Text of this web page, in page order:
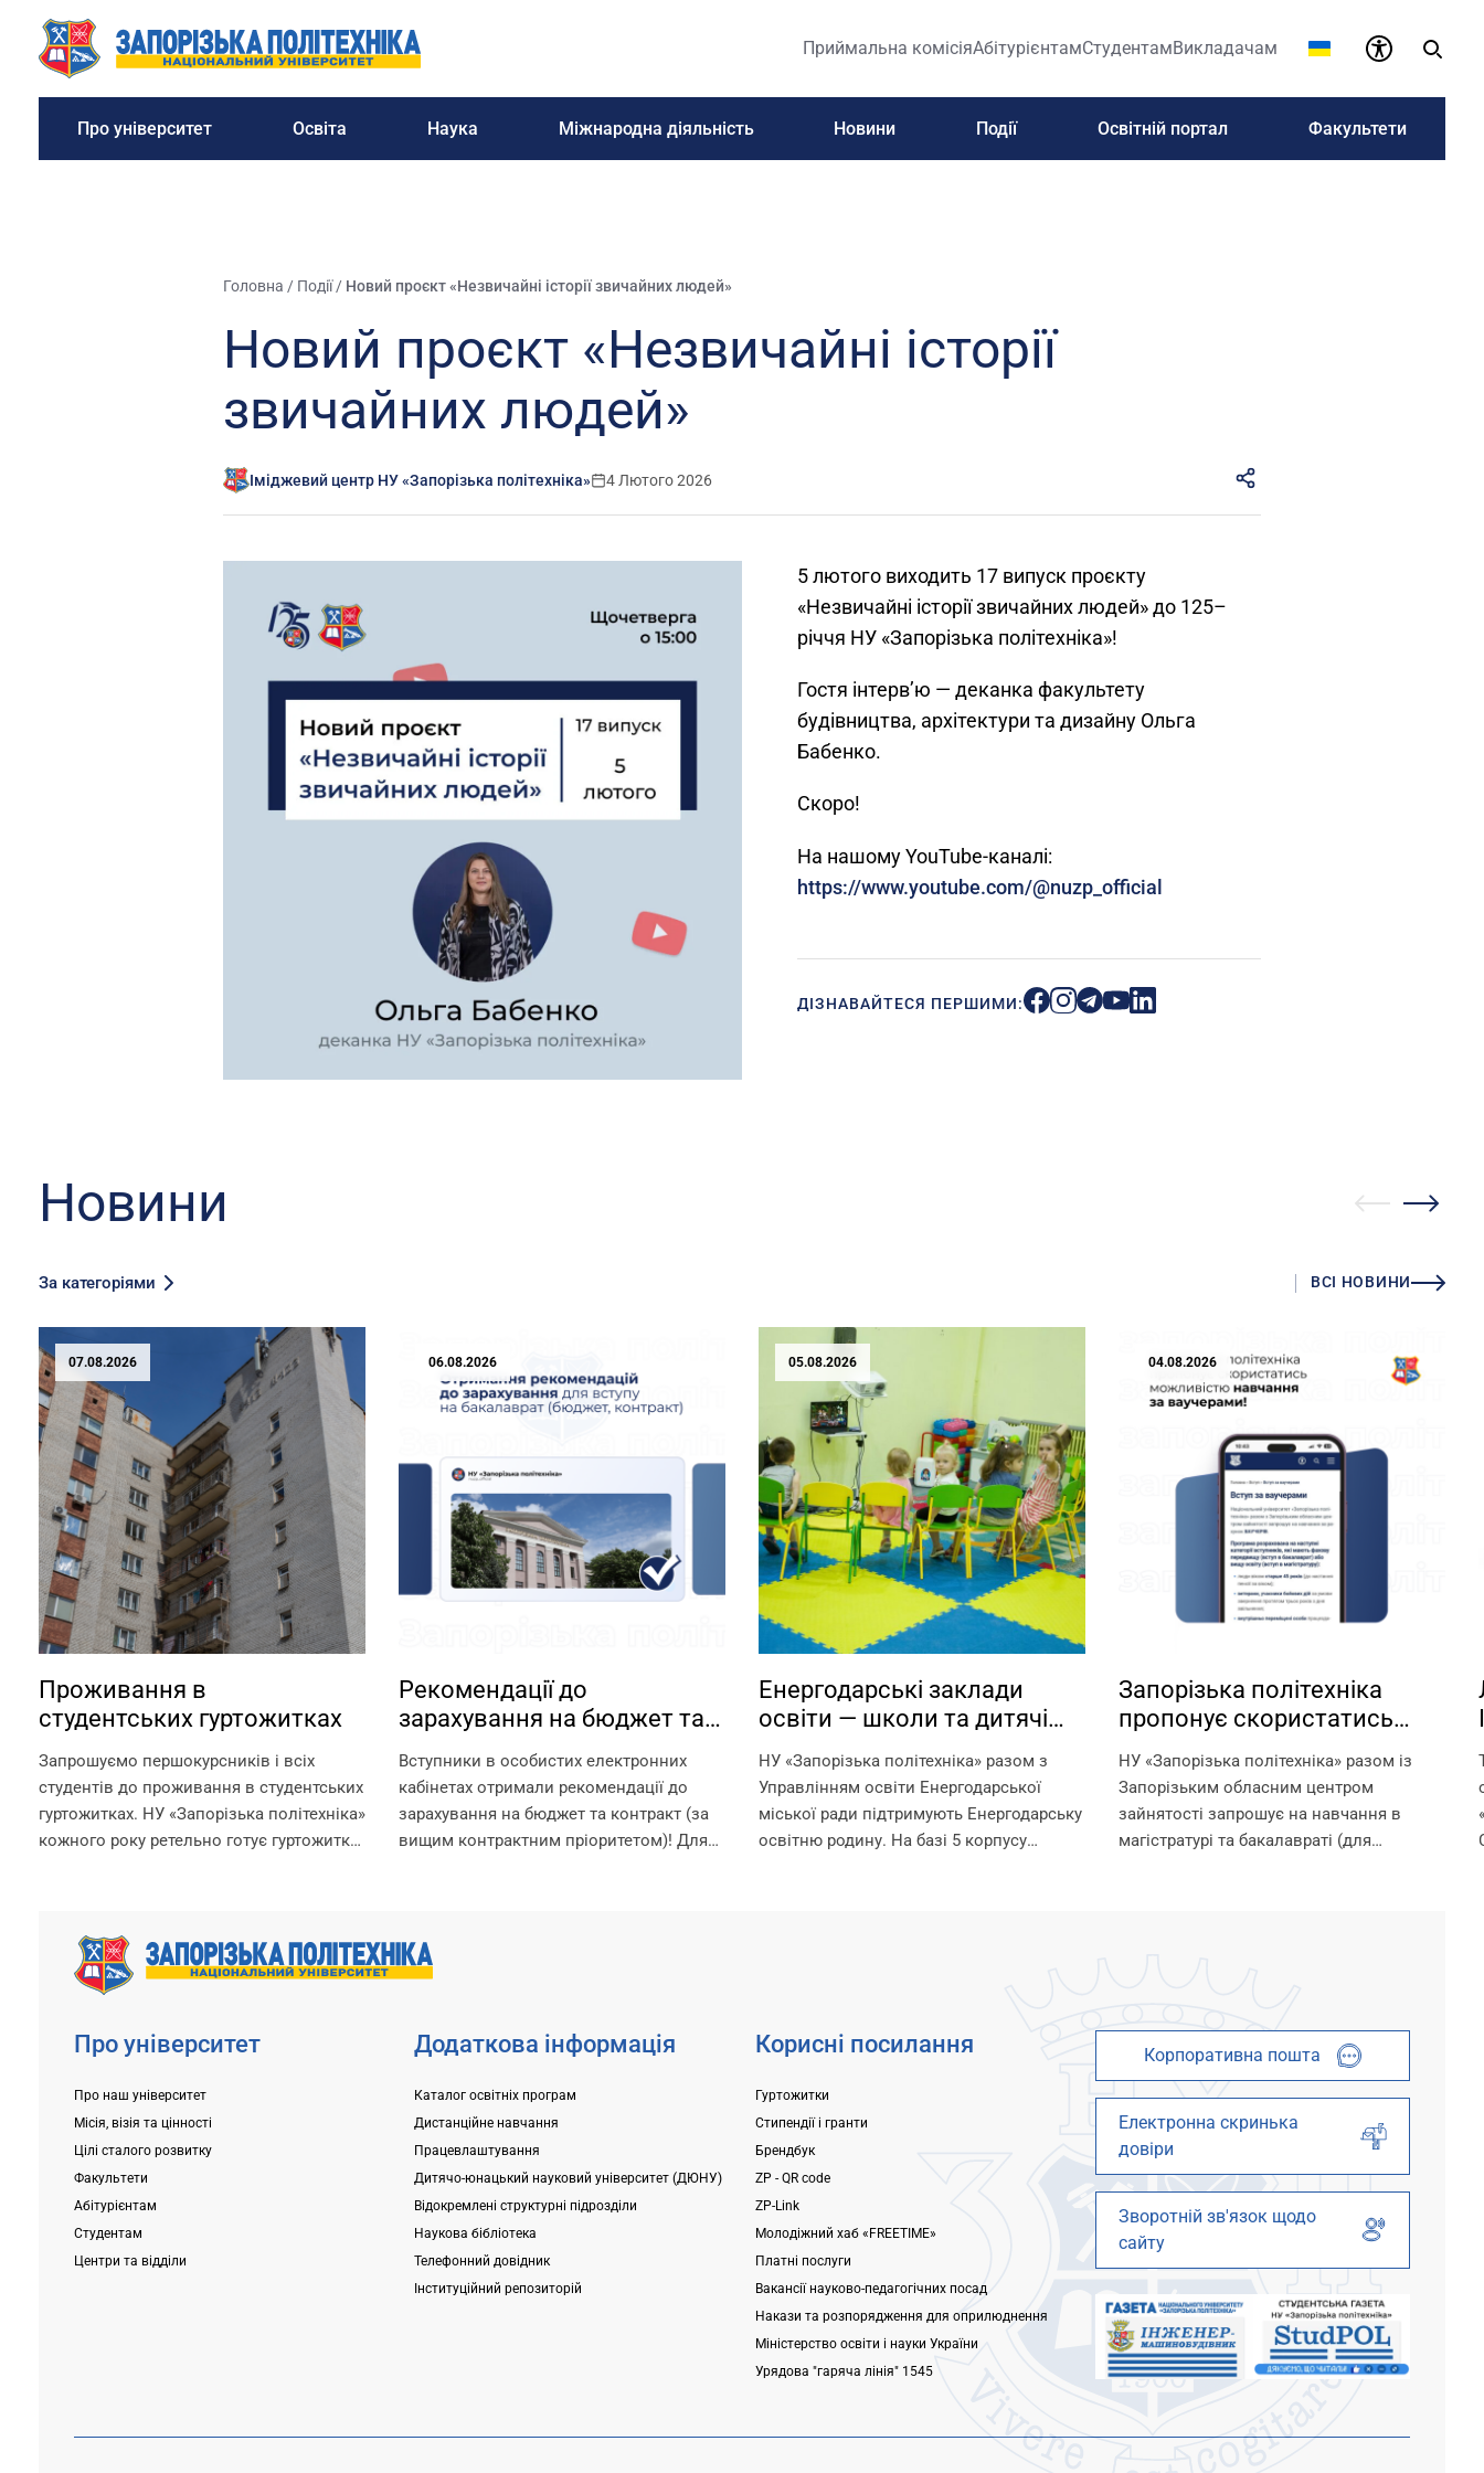
Приймальна комісіяАбітурієнтамСтудентамВикладачам
Про університет Освіта Наука Міжнародна діяльність Новини Події Освітній портал Факультети
Головна / Події/ Новий проєкт «Незвичайні історії звичайних людей»
Новий проєкт «Незвичайні історії
звичайних людей»
Іміджевий центр НУ «Запорізька політехніка» 4 Лютого 2026
5 лютого виходить 17 випуск проєкту
«Незвичайні історії звичайних людей» до 125–
річчя НУ «Запорізька політехніка»!
Гостя інтерв’ю — деканка факультету
будівництва, архітектури та дизайну Ольга
Бабенко.
Скоро!
На нашому YouTube-каналі:
https://www.youtube.com/@nuzp_official
ДІЗНАВАЙТЕСЯ ПЕРШИМИ:
Новини
За категоріями ВСІ НОВИНИ
07.08.2026
Проживання в
студентських гуртожитках
Запрошуємо першокурсників і всіх
студентів до проживання в студентських
гуртожитках. НУ «Запорізька політехніка»
кожного року ретельно готує гуртожитки
гуртожитках студентів, а також їх...
06.08.2026
Рекомендації до
зарахування на бюджет та
контракт
Вступники в особистих електронних
кабінетах отримали рекомендації до
зарахування на бюджет та контракт (за
вищим контрактним пріоритетом)! Для
вибір місце...
05.08.2026
Енергодарські заклади
освіти — школи та дитячі
садки — працюють на базі
Запорізької політехніки!
НУ «Запорізька політехніка» разом з
Управлінням освіти Енергодарської
міської ради підтримують Енергодарську
освітню родину. На базі 5 корпусу
04.08.2026
Запорізька політехніка
пропонує скористатись
можливістю навчання за
ваучерами!
НУ «Запорізька політехніка» разом із
Запорізьким обласним центром
зайнятості запрошує на навчання в
магістратурі та бакалавраті (для
Про університет
Про наш університет
Місія, візія та цінності
Цілі сталого розвитку
Факультети
Абітурієнтам
Студентам
Центри та відділи
Додаткова інформація
Каталог освітніх програм
Дистанційне навчання
Працевлаштування
Дитячо-юнацький науковий університет (ДЮНУ)
Відокремлені структурні підрозділи
Наукова бібліотека
Телефонний довідник
Інституційний репозиторій
Корисні посилання
Гуртожитки
Стипендії і гранти
Брендбук
ZP - QR code
ZP-Link
Молодіжний хаб «FREETIME»
Платні послуги
Вакансії науково-педагогічних посад
Накази та розпорядження для оприлюднення
Міністерство освіти і науки України
Урядова "гаряча лінія" 1545
Корпоративна пошта
Електронна скринька
довіри
Зворотній зв'язок щодо
сайту